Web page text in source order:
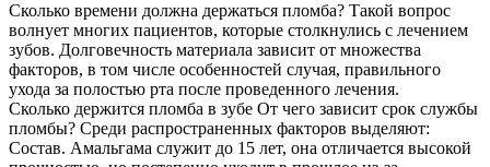
Сколько времени должна держаться пломба? Такой вопрос
волнует многих пациентов, которые столкнулись с лечением
зубов. Долговечность материала зависит от множества
факторов, в том числе особенностей случая, правильного
ухода за полостью рта после проведенного лечения.
Сколько держится пломба в зубе От чего зависит срок службы
пломбы? Среди распространенных факторов выделяют:
Состав. Амальгама служит до 15 лет, она отличается высокой